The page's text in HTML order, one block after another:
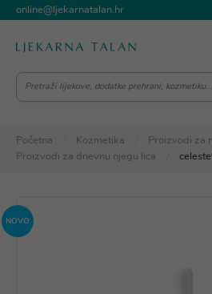
online@ljekarnatalan.hr
Početna Kozmetika
Proizvodi za
Proizvodi za dnevnu njegu lica
NOVO